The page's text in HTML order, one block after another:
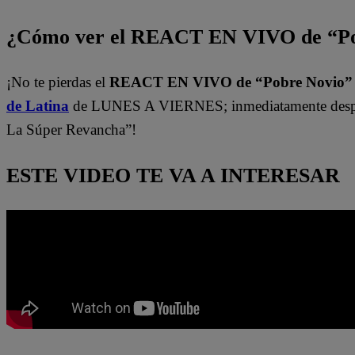
¿Cómo ver el REACT EN VIVO de
¡No te pierdas el REACT EN VIVO de “Pobre
de Latina de LUNES A VIERNES; inmediatamente
La Súper Revancha”!
ESTE VIDEO TE VA A INTERESAR